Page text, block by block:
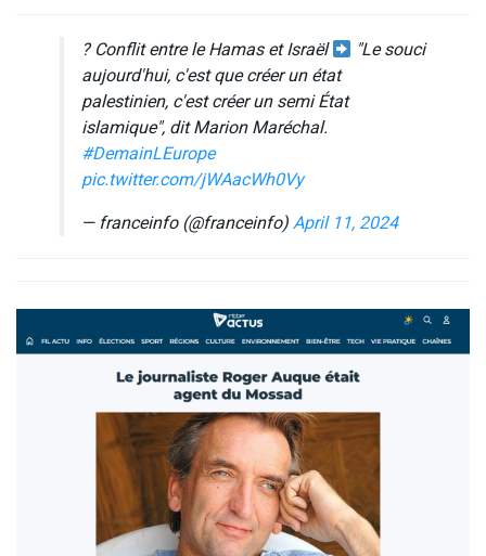
? Conflit entre le Hamas et Israël
"Le souci
aujourd'hui, c'est que créer un état
palestinien, c'est créer un semi État
islamique", dit Marion Maréchal.
#DemainLEurope
pic.twitter.com/jWAacWh0Vy
— franceinfo (@franceinfo)April 11, 2024